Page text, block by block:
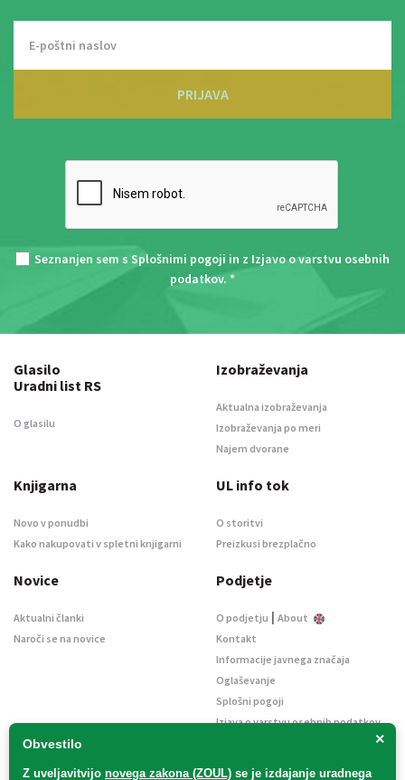
PRIJAVA
Seznanjen sem s Splošnimi pogoji in z Izjavo o varstvu osebnih
podatkov. *
×
Obvestilo
Z uveljavitvijo novega zakona (ZOUL) se je izdajanje uradnega
Glasilo
Uradni list RS
O glasilu
Izobraževanja
Aktualna izobraževanja
Izobraževanja po meri
Najem dvorane
Knjigarna
Novo v ponudbi
Kako nakupovati v spletni knjigarni
UL info tok
O storitvi
Preizkusi brezplačno
Novice
Aktualni članki
Naroči se na novice
Podjetje
O podjetju | About
Kontakt
Informacije javnega značaja
Oglaševanje
Splošni pogoji
Izjava o varstvu osebnih podatkov